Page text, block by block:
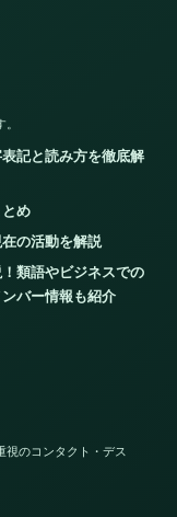
記と読み方を徹底解
とめ
の活動を解説
類語やビジネスでの
バー情報も紹介
視のコンタクト・デス